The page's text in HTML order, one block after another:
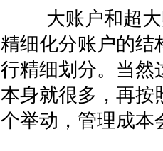
大账户和超大账
精细化分账户的结
行精细划分。当然
本身就很多，再按
个举动，管理成本